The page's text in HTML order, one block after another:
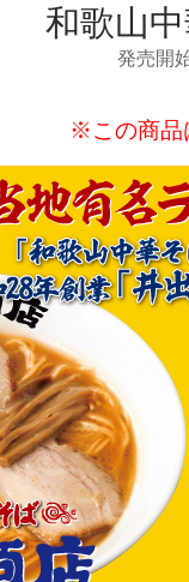
和歌山
発売開
※この商品